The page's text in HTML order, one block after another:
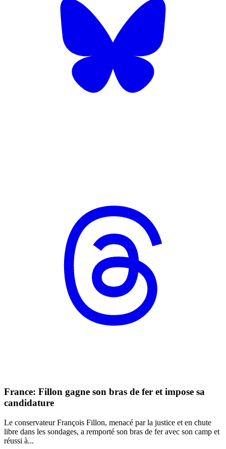
France: Fillon gagne son bras de fer et impose sa
candidature
Le conservateur François Fillon, menacé par la justice et en chute
libre dans les sondages, a remporté son bras de fer avec son camp et
réussi à...